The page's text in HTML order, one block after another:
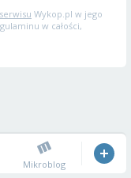
Wykop.pl w jego
w całości,
Mikroblog